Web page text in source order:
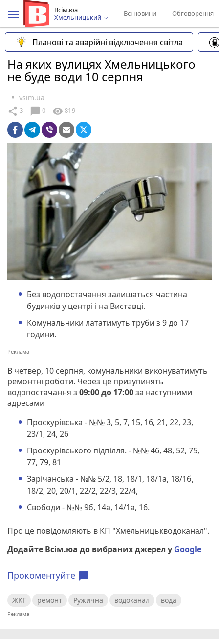
Всім.юа
Хмельницький
Всі новини Обговорення
Планові та аварійні відключення світла
На яких вулицях Хмельницького
не буде води 10 серпня
vsim.ua
share 3 chat_bubble 0 visibility 819
Без водопостачання залишаться частина
будинків у центрі і на Виставці.
Комунальники лататимуть труби з 9 до 17
години.
В четвер, 10 серпня, комунальники виконуватимуть
ремонтні роботи. Через це призупинять
водопостачання з 09:00 до 17:00за наступними
адресами
Проскурівська - №№ 3, 5, 7, 15, 16, 21, 22, 23,
23/1, 24, 26
Проскурівського підпілля. - №№ 46, 48, 52, 75,
77, 79, 81
Зарічанська - №№ 5/2, 18, 18/1, 18/1а, 18/1б,
18/2, 20, 20/1, 22/2, 22/3, 22/4,
Свободи - №№ 9б, 14а, 14/1а, 16.
Про це повідомляють в КП "Хмельницькводоканал".
Додайте Всім.юа до вибраних джерел у Google
Прокоментуйте chat_bubble
ЖКГ ремонт Ружична водоканал вода